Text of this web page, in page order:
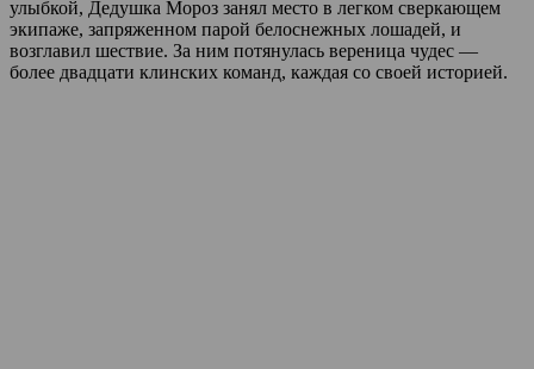
улыбкой, Дедушка Мороз занял место в легком сверкающем
экипаже, запряженном парой белоснежных лошадей, и
возглавил шествие. За ним потянулась вереница чудес —
более двадцати клинских команд, каждая со своей историей.